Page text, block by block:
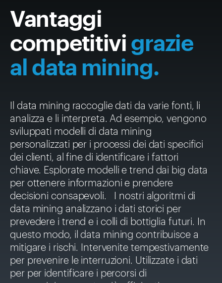
Vantaggi
competitivi grazie
al data mining.
Il data mining raccoglie dati da varie fonti, li
analizza e li interpreta. Ad esempio, vengono
sviluppati modelli di data mining
personalizzati per i processi dei dati specifici
dei clienti, al fine di identificare i fattori
chiave. Esplorate modelli e trend dai big data
per ottenere informazioni e prendere
decisioni consapevoli. I nostri algoritmi di
data mining analizzano i dati storici per
prevedere i trend e i colli di bottiglia futuri. In
questo modo, il data mining contribuisce a
mitigare i rischi. Intervenite tempestivamente
per prevenire le interruzioni. Utilizzate i dati
per per identificare i percorsi di